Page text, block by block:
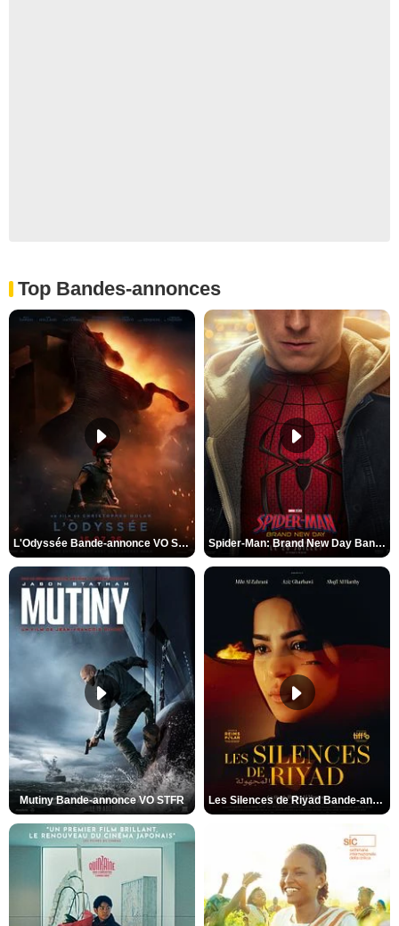
Top Bandes-annonces
L'Odyssée Bande-annonce VO STFR Spider-Man: Brand New Day Bande-annonce VO STFR
Mutiny Bande-annonce VO STFR Les Silences de Riyad Bande-annonce VO STFR